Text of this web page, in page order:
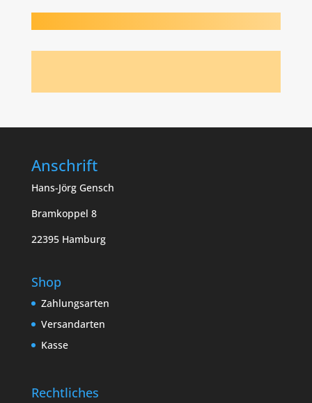
Anschrift
Hans-Jörg Gensch
Bramkoppel 8
22395 Hamburg
Shop
Zahlungsarten
Versandarten
Kasse
Rechtliches